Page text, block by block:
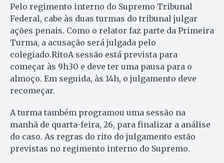
Pelo regimento interno do Supremo Tribunal
Federal, cabe às duas turmas do tribunal julgar
ações penais. Como o relator faz parte da Primeira
Turma, a acusação será julgada pelo
colegiado.RitoA sessão está prevista para
começar às 9h30 e deve ter uma pausa para o
almoço. Em seguida, às 14h, o julgamento deve
recomeçar.
A turma também programou uma sessão na
manhã de quarta-feira, 26, para finalizar a análise
do caso. As regras do rito do julgamento estão
previstas no regimento interno do Supremo.